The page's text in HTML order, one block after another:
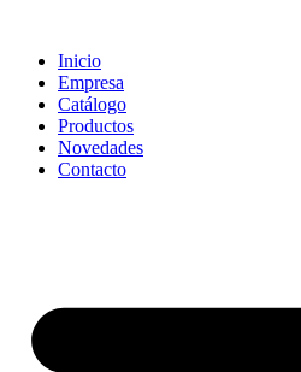
contenido
Inicio
Empresa
Catálogo
Productos
Novedades
Contacto